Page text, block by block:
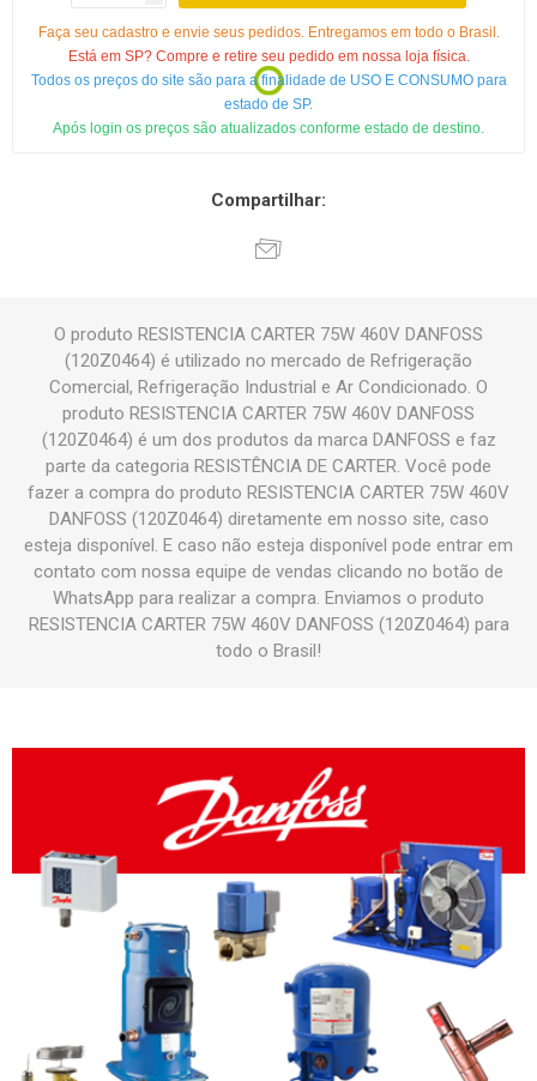
Faça seu cadastro e envie seus pedidos. Entregamos em todo o Brasil.
Está em SP? Compre e retire seu pedido em nossa loja física.
Todos os preços do site são para a finalidade de USO E CONSUMO para
estado de SP.
Após login os preços são atualizados conforme estado de destino.
Compartilhar:
O produto RESISTENCIA CARTER 75W 460V DANFOSS
(120Z0464) é utilizado no mercado de Refrigeração
Comercial, Refrigeração Industrial e Ar Condicionado. O
produto RESISTENCIA CARTER 75W 460V DANFOSS
(120Z0464) é um dos produtos da marca DANFOSS e faz
parte da categoria RESISTÊNCIA DE CARTER. Você pode
fazer a compra do produto RESISTENCIA CARTER 75W 460V
DANFOSS (120Z0464) diretamente em nosso site, caso
esteja disponível. E caso não esteja disponível pode entrar em
contato com nossa equipe de vendas clicando no botão de
WhatsApp para realizar a compra. Enviamos o produto
RESISTENCIA CARTER 75W 460V DANFOSS (120Z0464) para
todo o Brasil!